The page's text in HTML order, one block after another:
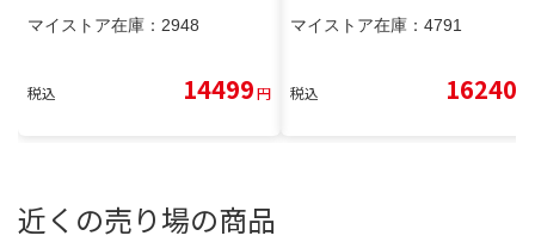
マイストア在庫： 2948
税込 14499円
マイストア在庫： 4791
税込 16240
近くの売り場の商品